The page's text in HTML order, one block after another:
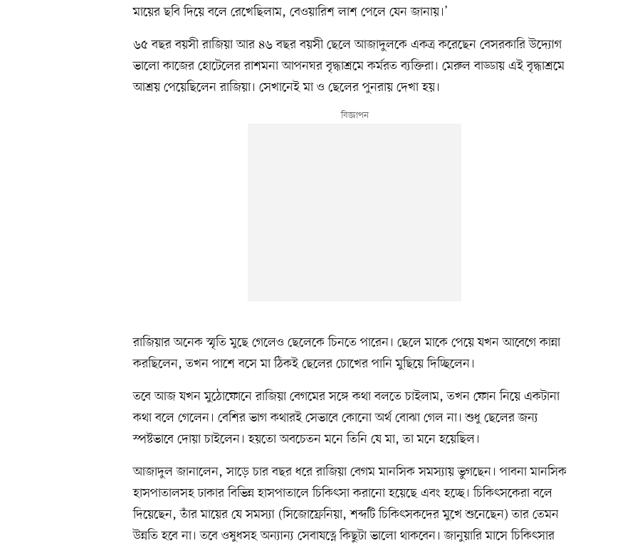
মায়ের ছবি দিয়ে বলে রেখেছিলাম, বেওয়ারিশ লাশ পেলে যেন জানায়।’
৬৫ বছর বয়সী রাজিয়া আর ৪৬ বছর বয়সী ছেলে আজাদুলকে একত্র করেছেন বেসরকারি উদ্যোগ
ভালো কাজের হোটেলের রাশমনা আপনঘর বৃদ্ধাশ্রমে কর্মরত ব্যক্তিরা। মেরুল বাড্ডায় এই বৃদ্ধাশ্রমে
আশ্রয় পেয়েছিলেন রাজিয়া। সেখানেই মা ও ছেলের পুনরায় দেখা হয়।
রাজিয়ার অনেক স্মৃতি মুছে গেলেও ছেলেকে চিনতে পারেন। ছেলে মাকে পেয়ে যখন আবেগে কান্না
করছিলেন, তখন পাশে বসে মা ঠিকই ছেলের চোখের পানি মুছিয়ে দিচ্ছিলেন।
তবে আজ যখন মুঠোফোনে রাজিয়া বেগমের সঙ্গে কথা বলতে চাইলাম, তখন ফোন নিয়ে একটানা
কথা বলে গেলেন। বেশির ভাগ কথারই সেভাবে কোনো অর্থ বোঝা গেল না। শুধু ছেলের জন্য
স্পষ্টভাবে দোয়া চাইলেন। হয়তো অবচেতন মনে তিনি যে মা, তা মনে হয়েছিল।
আজাদুল জানালেন, সাড়ে চার বছর ধরে রাজিয়া বেগম মানসিক সমস্যায় ভুগছেন। পাবনা মানসিক
হাসপাতালসহ ঢাকার বিভিন্ন হাসপাতালে চিকিৎসা করানো হয়েছে এবং হচ্ছে। চিকিৎসকেরা বলে
দিয়েছেন, তাঁর মায়ের যে সমস্যা (সিজোফ্রেনিয়া, শব্দটি চিকিৎসকদের মুখে শুনেছেন) তার তেমন
উন্নতি হবে না। তবে ওষুধসহ অন্যান্য সেবাযত্নে কিছুটা ভালো থাকবেন। জানুয়ারি মাসে চিকিৎসার